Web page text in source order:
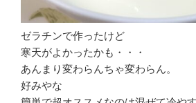
ゼラチンで作ったけど
寒天がよかったかも・・・
あんまり変わらんちゃ変わらん。
好みやな